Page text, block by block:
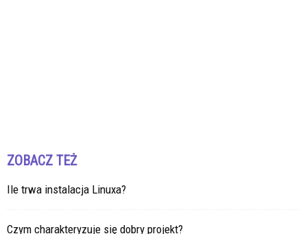
ZOBACZ TEŻ
Ile trwa instalacja Linuxa?
Czym charakteryzuje się dobry projekt?